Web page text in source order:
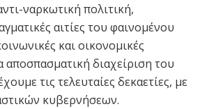
ναρκωτική πολιτική,
αιτίες του φαινομένου
και οικονομικές
αποσπασματική διαχείριση του
τις τελευταίες δεκαετίες, με
κυβερνήσεων.